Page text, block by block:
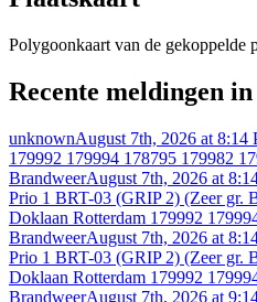
Polygoonkaart van de gekoppelde
Recente meldingen
unknownAugust 7th, 2026 at 8:14
179992 179994 178795 179982
BrandweerAugust 7th, 2026 at
Prio 1 BRT-03 (GRIP 2) (Zeer gr.
Doklaan Rotterdam 179992
BrandweerAugust 7th, 2026 at
Prio 1 BRT-03 (GRIP 2) (Zeer gr.
Doklaan Rotterdam 179992
BrandweerAugust 7th, 2026 at